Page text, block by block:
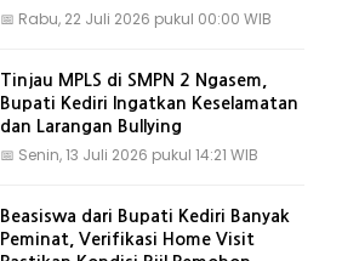
📅 Rabu, 22 Juli 2026 pukul 00:00 WIB
Tinjau MPLS di SMPN 2 Ngasem,
Bupati Kediri Ingatkan Keselamatan
dan Larangan Bullying
📅 Senin, 13 Juli 2026 pukul 14:21 WIB
Beasiswa dari Bupati Kediri Banyak
Peminat, Verifikasi Home Visit